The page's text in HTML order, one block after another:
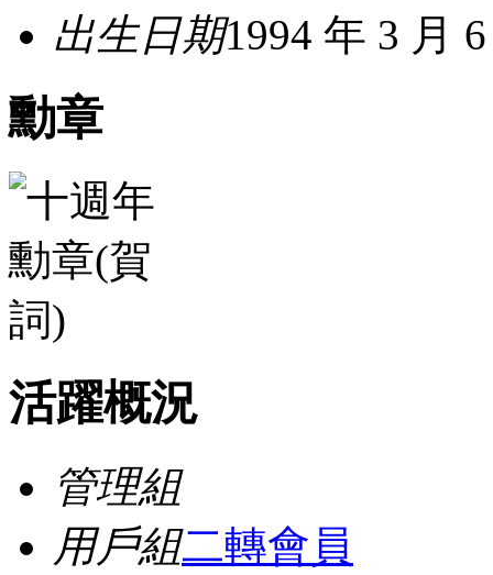
出生日期1994 年 3 月
勳章
活躍概況
管理組
用戶組二轉會員